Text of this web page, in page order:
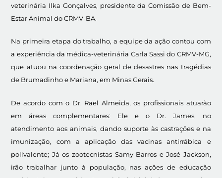
veterinária Ilka Gonçalves, presidente da Comissão de Bem-
Estar Animal do CRMV-BA.
Na primeira etapa do trabalho, a equipe da ação contou com
a experiência da médica-veterinária Carla Sassi do CRMV-MG,
que atuou na coordenação geral de desastres nas tragédias
de Brumadinho e Mariana, em Minas Gerais.
De acordo com o Dr. Rael Almeida, os profissionais atuarão
em áreas complementares: Ele e o Dr. James, no
atendimento aos animais, dando suporte às castrações e na
imunização, com a aplicação das vacinas antirrábica e
polivalente; Já os zootecnistas Samy Barros e José Jackson,
irão trabalhar junto à população, nas ações de educação